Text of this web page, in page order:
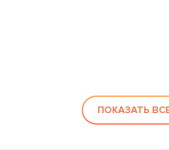
ПОКАЗАТЬ